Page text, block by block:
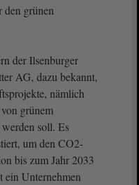
den grünen
der Ilsenburger
AG, dazu bekannt,
nämlich
grünem
soll. Es
um den CO2-
bis zum Jahr 2033
ein Unternehmen